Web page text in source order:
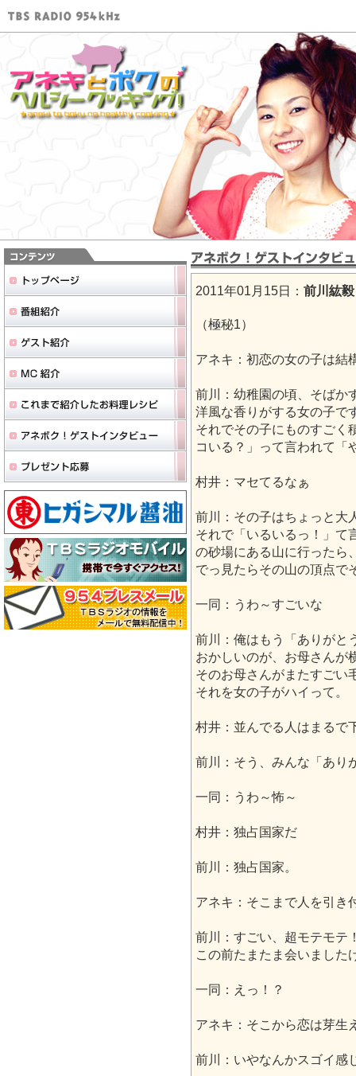
2011年01月15日： 前川紘
（極秘1）
アネキ：初恋の女の子は結
前川：幼稚園の頃、そばか
洋風な香りがする女の子で
それでその子にものすごく
コいる？」って言われて「
村井：マセてるなぁ
前川：その子はちょっと大
それで「いるいるっ！」て
の砂場にある山に行ったら
でっ見たらその山の頂点で
一同：うわ～すごいな
前川：俺はもう「ありがと
おかしいのが、お母さんが
そのお母さんがまたすごい
それを女の子がハイって。
村井：並んでる人はまるで
前川：そう、みんな「あり
一同：うわ～怖～
村井：独占国家だ
前川：独占国家。
アネキ：そこまで人を引き
前川：すごい、超モテモテ
この前たまたま会いました
一同：えっ！？
アネキ：そこから恋は芽生
前川：いやなんかスゴイ感